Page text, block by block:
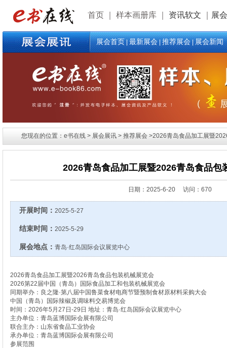
首页 样本画册库 资讯软文 展
展会首页|最新展会|推荐展会|展会新闻
您现在的位置：e书在线 > 展会展讯 > 推荐展会 >2026青岛食品加工展暨
2026青岛食品加工展暨2026青岛食品包
日期： 2025-6-20 访问：670
开展时间： 2025-5-27
结束时间： 2025-5-29
展会地点： 青岛·红岛国际会议展览中心
2026青岛食品加工展暨2026青岛食品包装机械展览会
2026第22届中国（青岛）国际食品加工和包装机械展览会
同期举办：良之隆·第八届中国鲁菜食材电商节暨预制食材原材料采购大会
中国（青岛）国际辣椒及调味料交易博览会
时间：2026年5月27日-29日 地址：青岛·红岛国际会议展览中心
主办单位：青岛蓝博国际会展有限公司
联合主办：山东省食品工业协会
承办单位：青岛蓝博国际会展有限公司
参展范围